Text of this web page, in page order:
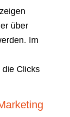
über
Im
Clicks